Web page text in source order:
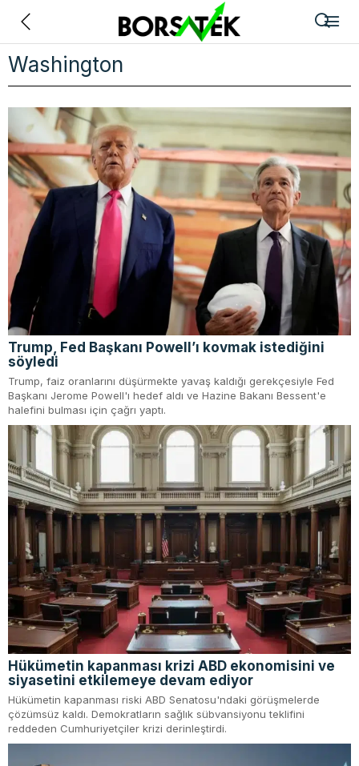
Washington
Trump, Fed Başkanı Powell’ı kovmak istediğini
söyledi
Trump, faiz oranlarını düşürmekte yavaş kaldığı gerekçesiyle Fed
Başkanı Jerome Powell'ı hedef aldı ve Hazine Bakanı Bessent'e
halefini bulması için çağrı yaptı.
Hükümetin kapanması krizi ABD ekonomisini ve
siyasetini etkilemeye devam ediyor
Hükümetin kapanması riski ABD Senatosu'ndaki görüşmelerde
çözümsüz kaldı. Demokratların sağlık sübvansiyonu teklifini
reddeden Cumhuriyetçiler krizi derinleştirdi.